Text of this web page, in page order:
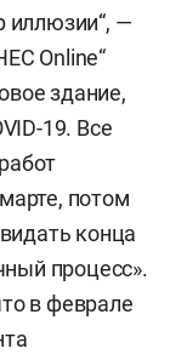
иллюзии“, —
Online“
здание,
19. Все
потом
конца
процесс».
в феврале